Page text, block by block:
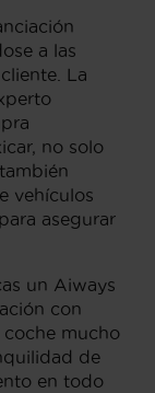
a las
La
no solo
vehículos
asegurar
un Aiways
con
mucho
de
en todo